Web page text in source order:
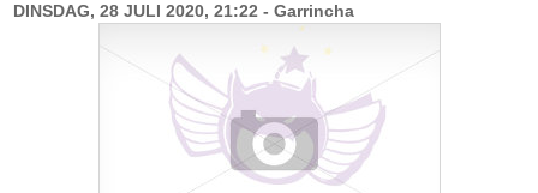
DINSDAG, 28 JULI 2020, 21:22 - Garrincha